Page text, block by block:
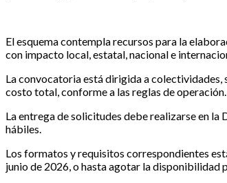
El esquema contempla recursos para la
con impacto local, estatal, nacional e
La convocatoria está dirigida a
costo total, conforme a las reglas de operación.
La entrega de solicitudes debe realizarse en la
hábiles.
Los formatos y requisitos correspondientes
junio de 2026, o hasta agotar la disponibilidad